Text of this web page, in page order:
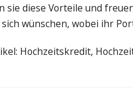
sie diese Vorteile und
wünschen, wobei ihr
Hochzeitskredit,